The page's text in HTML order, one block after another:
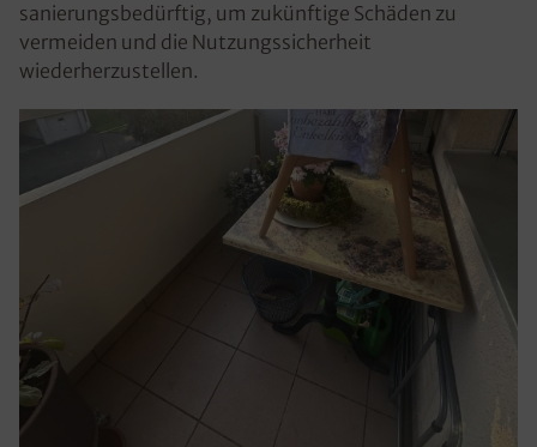
sanierungsbedürftig, um zukünftige Schäden zu
vermeiden und die Nutzungssicherheit
wiederherzustellen.